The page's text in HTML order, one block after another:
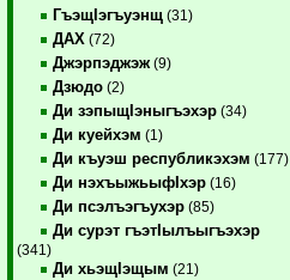
ГъэщIэгъуэнщ (31)
ДАХ (72)
Джэрпэджэж (9)
Дзюдо (2)
Ди зэпыщIэныгъэхэр (34)
Ди куейхэм (1)
Ди къуэш республикэхэм (177)
Ди нэхъыжьыфIхэр (16)
Ди псэлъэгъухэр (85)
Ди сурэт гъэтIылъыгъэхэр
(341)
Ди хьэщIэщым (21)